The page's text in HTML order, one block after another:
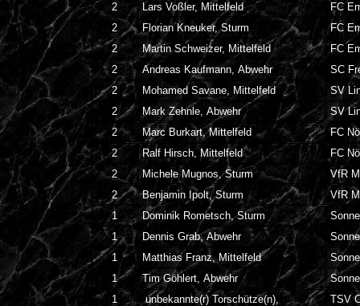
2
Lars Voßler, Mittelfeld
FC
2
Florian Kneuker, Sturm
FC
2
Martin Schweizer, Mittelfeld
FC
2
Andreas Kaufmann, Abwehr
SC
2
Mohamed Savane, Mittelfeld
SV
2
Mark Zehnle, Abwehr
SV
2
Marc Burkart, Mittelfeld
FC
2
Ralf Hirsch, Mittelfeld
FC
2
Michele Mugnos, Sturm
VfR
2
Benjamin Ipolt, Sturm
VfR
1
Dominik Rometsch, Sturm
1
Dennis Grab, Abwehr
1
Matthias Franz, Mittelfeld
1
Tim Göhlert, Abwehr
1
unbekannte(r) Torschütze(n),
TSV